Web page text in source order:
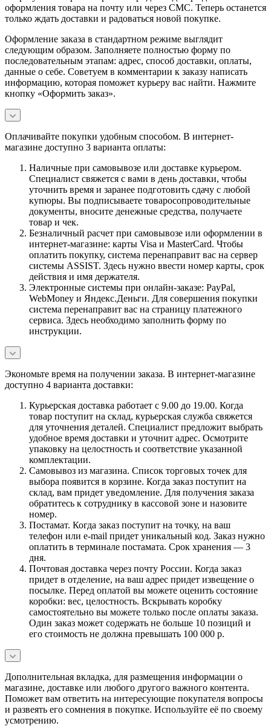
оформления товара на почту или через СМС. Теперь останется
только ждать доставки и радоваться новой покупке.
Оформление заказа в стандартном режиме выглядит
следующим образом. Заполняете полностью форму по
последовательным этапам: адрес, способ доставки, оплаты,
данные о себе. Советуем в комментарии к заказу написать
информацию, которая поможет курьеру вас найти. Нажмите
кнопку «Оформить заказ».
Оплачивайте покупки удобным способом. В интернет-
магазине доступно 3 варианта оплаты:
Наличные при самовывозе или доставке курьером.
Специалист свяжется с вами в день доставки, чтобы
уточнить время и заранее подготовить сдачу с любой
купюры. Вы подписываете товаросопроводительные
документы, вносите денежные средства, получаете
товар и чек.
Безналичный расчет при самовывозе или оформлении в
интернет-магазине: карты Visa и MasterCard. Чтобы
оплатить покупку, система перенаправит вас на сервер
системы ASSIST. Здесь нужно ввести номер карты, срок
действия и имя держателя.
Электронные системы при онлайн-заказе: PayPal,
WebMoney и Яндекс.Деньги. Для совершения покупки
система перенаправит вас на страницу платежного
сервиса. Здесь необходимо заполнить форму по
инструкции.
Экономьте время на получении заказа. В интернет-магазине
доступно 4 варианта доставки:
Курьерская доставка работает с 9.00 до 19.00. Когда
товар поступит на склад, курьерская служба свяжется
для уточнения деталей. Специалист предложит выбрать
удобное время доставки и уточнит адрес. Осмотрите
упаковку на целостность и соответствие указанной
комплектации.
Самовывоз из магазина. Список торговых точек для
выбора появится в корзине. Когда заказ поступит на
склад, вам придет уведомление. Для получения заказа
обратитесь к сотруднику в кассовой зоне и назовите
номер.
Постамат. Когда заказ поступит на точку, на ваш
телефон или e-mail придет уникальный код. Заказ нужно
оплатить в терминале постамата. Срок хранения — 3
дня.
Почтовая доставка через почту России. Когда заказ
придет в отделение, на ваш адрес придет извещение о
посылке. Перед оплатой вы можете оценить состояние
коробки: вес, целостность. Вскрывать коробку
самостоятельно вы можете только после оплаты заказа.
Один заказ может содержать не больше 10 позиций и
его стоимость не должна превышать 100 000 р.
Дополнительная вкладка, для размещения информации о
магазине, доставке или любого другого важного контента.
Поможет вам ответить на интересующие покупателя вопросы
и развеять его сомнения в покупке. Используйте её по своему
усмотрению.